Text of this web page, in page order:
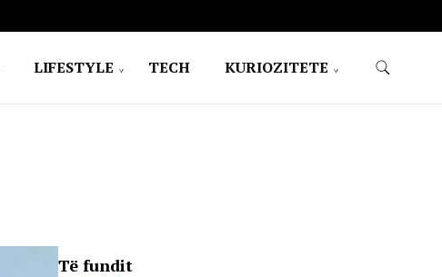
LIFESTYLE TECH KURIOZITETE
Të fundit